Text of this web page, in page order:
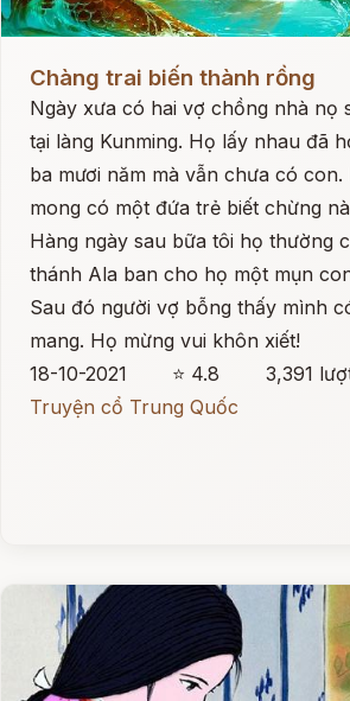
Chàng trai biến thành rồng
Ngày xưa có hai vợ chồng nhà nọ
tại làng Kunming. Họ lấy nhau đã
ba mươi năm mà vẫn chưa có con.
mong có một đứa trẻ biết chừng
Hàng ngày sau bữa tôi họ thường
thánh Ala ban cho họ một mụn
Sau đó người vợ bỗng thấy mình
mang. Họ mừng vui khôn xiết!
18-10-2021
⭐ 4.8
3,391
Truyện cổ Trung Quốc